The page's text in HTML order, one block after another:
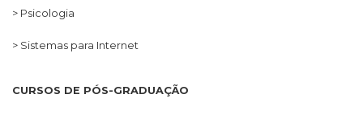
> Psicologia
> Sistemas para Internet
CURSOS DE PÓS-GRADUAÇÃO